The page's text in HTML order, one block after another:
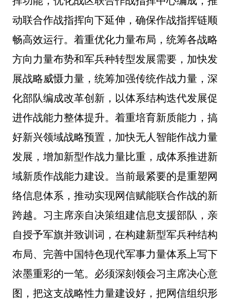
动联合作战指挥向下延伸，确保作战指挥链顺
畅高效运行。着重优化力量布局，统筹各战略
方向力量布势和军兵种转型发展需要，加快发
展战略威慑力量，统筹加强传统作战力量，深
化部队编成改革创新，以体系结构迭代发展促
进作战能力整体提升。着重培育新质能力，搞
好新兴领域战略预置，加快无人智能作战力量
发展，增加新型作战力量比重，成体系推进新
域新质作战能力建设。当前最紧要的是重塑网
络信息体系，推动实现网信赋能联合作战的新
跨越。习主席亲自决策组建信息支援部队，亲
自授予军旗并致训词，在构建新型军兵种结构
布局、完善中国特色现代军事力量体系上写下
浓墨重彩的一笔。必须深刻领会习主席决心意
图，把这支战略性力量建设好，把网信组织形